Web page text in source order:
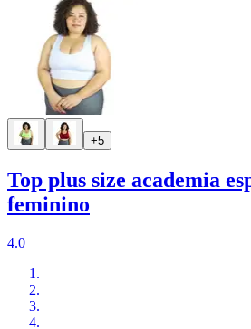
+5
Top plus size academia
feminino
4.0